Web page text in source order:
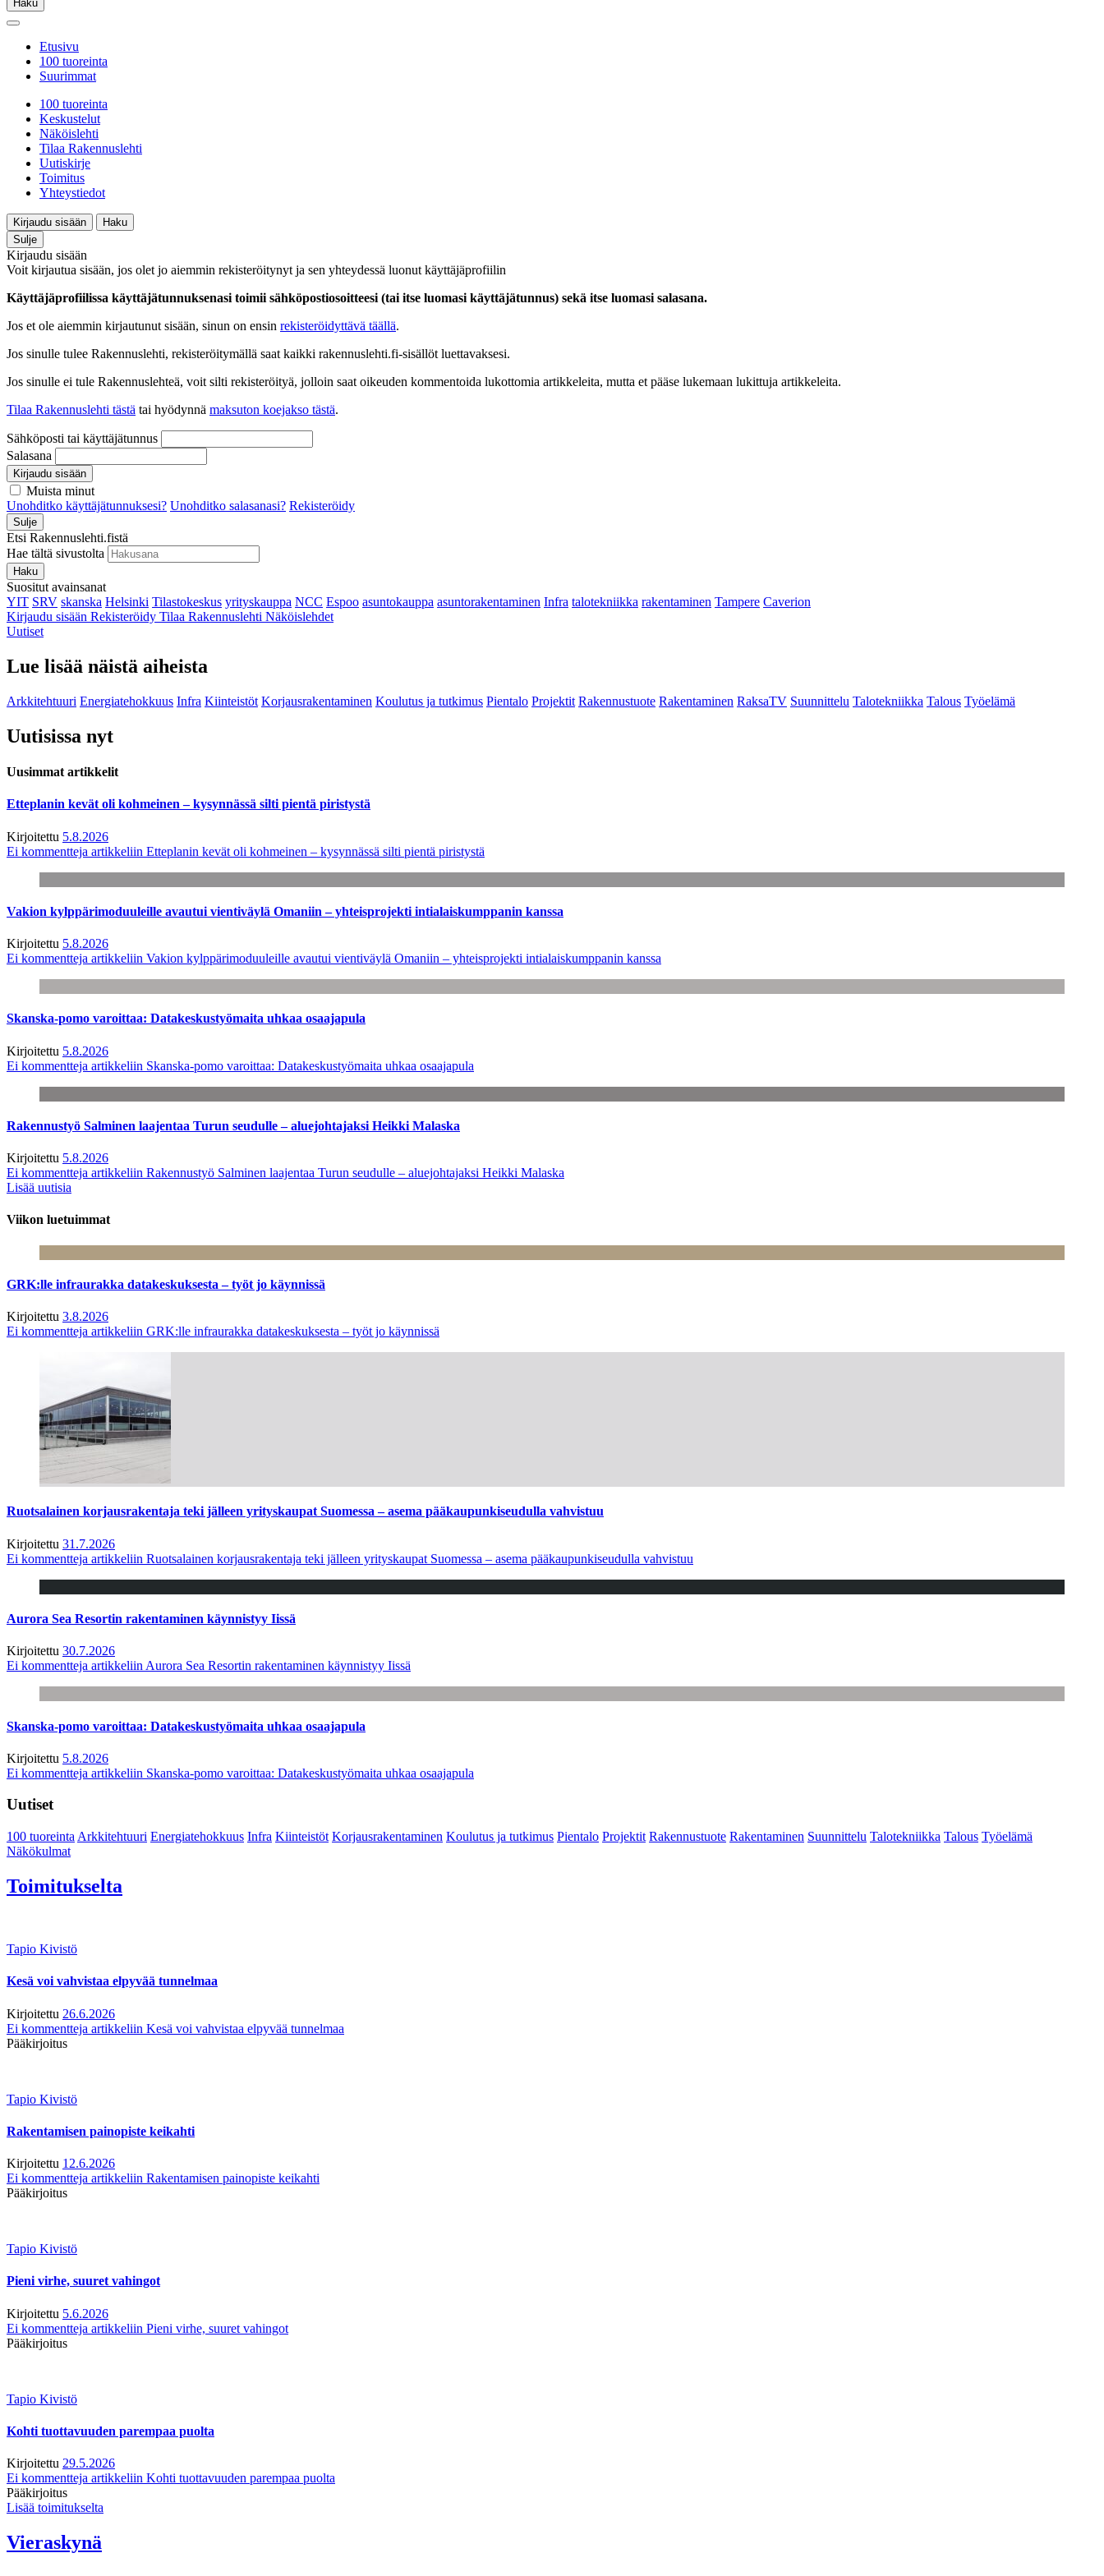
Haku
Etusivu
100 tuoreinta
Suurimmat
100 tuoreinta
Keskustelut
Näköislehti
Tilaa Rakennuslehti
Uutiskirje
Toimitus
Yhteystiedot
Kirjaudu sisään
Haku
Sulje
Kirjaudu sisään
Voit kirjautua sisään, jos olet jo aiemmin rekisteröitynyt ja sen yhteydessä luonut käyttäjäprofiilin
Käyttäjäprofiilissa käyttäjätunnuksenasi toimii sähköpostiosoitteesi (tai itse luomasi käyttäjätunnus) sekä itse luomasi salasana.
Jos et ole aiemmin kirjautunut sisään, sinun on ensin rekisteröidyttävä täällä.
Jos sinulle tulee Rakennuslehti, rekisteröitymällä saat kaikki rakennuslehti.fi-sisällöt luettavaksesi.
Jos sinulle ei tule Rakennuslehteä, voit silti rekisteröityä, jolloin saat oikeuden kommentoida lukottomia artikkeleita, mutta et pääse lukemaan lukittuja artikkeleita.
Tilaa Rakennuslehti tästä tai hyödynnä maksuton koejakso tästä.
Sähköposti tai käyttäjätunnus
Salasana
Kirjaudu sisään
Muista minut
Unohditko käyttäjätunnuksesi? Unohditko salasanasi? Rekisteröidy
Sulje
Etsi Rakennuslehti.fistä
Hae tältä sivustolta
Haku
Suositut avainsanat
YIT SRV skanska Helsinki Tilastokeskus yrityskauppa NCC Espoo asuntokauppa asuntorakentaminen Infra talotekniikka rakentaminen Tampere Caverion
Kirjaudu sisään Rekisteröidy Tilaa Rakennuslehti Näköislehdet
Uutiset
Lue lisää näistä aiheista
Arkkitehtuuri Energiatehokkuus Infra Kiinteistöt Korjausrakentaminen Koulutus ja tutkimus Pientalo Projektit Rakennustuote Rakentaminen RaksaTV Suunnittelu Talotekniikka Talous Työelämä
Uutisissa nyt
Uusimmat artikkelit
Etteplanin kevät oli kohmeinen – kysynnässä silti pientä piristystä
Kirjoitettu 5.8.2026
Ei kommentteja artikkeliin Etteplanin kevät oli kohmeinen – kysynnässä silti pientä piristystä
Vakion kylppärimoduuleille avautui vientiväylä Omaniin – yhteisprojekti intialaiskumppanin kanssa
Kirjoitettu 5.8.2026
Ei kommentteja artikkeliin Vakion kylppärimoduuleille avautui vientiväylä Omaniin – yhteisprojekti intialaiskumppanin kanssa
Skanska-pomo varoittaa: Datakeskustyömaita uhkaa osaajapula
Kirjoitettu 5.8.2026
Ei kommentteja artikkeliin Skanska-pomo varoittaa: Datakeskustyömaita uhkaa osaajapula
Rakennustyö Salminen laajentaa Turun seudulle – aluejohtajaksi Heikki Malaska
Kirjoitettu 5.8.2026
Ei kommentteja artikkeliin Rakennustyö Salminen laajentaa Turun seudulle – aluejohtajaksi Heikki Malaska
Lisää uutisia
Viikon luetuimmat
GRK:lle infraurakka datakeskuksesta – työt jo käynnissä
Kirjoitettu 3.8.2026
Ei kommentteja artikkeliin GRK:lle infraurakka datakeskuksesta – työt jo käynnissä
Ruotsalainen korjausrakentaja teki jälleen yrityskaupat Suomessa – asema pääkaupunkiseudulla vahvistuu
Kirjoitettu 31.7.2026
Ei kommentteja artikkeliin Ruotsalainen korjausrakentaja teki jälleen yrityskaupat Suomessa – asema pääkaupunkiseudulla vahvistuu
Aurora Sea Resortin rakentaminen käynnistyy Iissä
Kirjoitettu 30.7.2026
Ei kommentteja artikkeliin Aurora Sea Resortin rakentaminen käynnistyy Iissä
Skanska-pomo varoittaa: Datakeskustyömaita uhkaa osaajapula
Kirjoitettu 5.8.2026
Ei kommentteja artikkeliin Skanska-pomo varoittaa: Datakeskustyömaita uhkaa osaajapula
Uutiset
100 tuoreinta Arkkitehtuuri Energiatehokkuus Infra Kiinteistöt Korjausrakentaminen Koulutus ja tutkimus Pientalo Projektit Rakennustuote Rakentaminen Suunnittelu Talotekniikka Talous Työelämä
Näkökulmat
Toimitukselta
Tapio Kivistö
Kesä voi vahvistaa elpyvää tunnelmaa
Kirjoitettu 26.6.2026
Ei kommentteja artikkeliin Kesä voi vahvistaa elpyvää tunnelmaa
Pääkirjoitus
Tapio Kivistö
Rakentamisen painopiste keikahti
Kirjoitettu 12.6.2026
Ei kommentteja artikkeliin Rakentamisen painopiste keikahti
Pääkirjoitus
Tapio Kivistö
Pieni virhe, suuret vahingot
Kirjoitettu 5.6.2026
Ei kommentteja artikkeliin Pieni virhe, suuret vahingot
Pääkirjoitus
Tapio Kivistö
Kohti tuottavuuden parempaa puolta
Kirjoitettu 29.5.2026
Ei kommentteja artikkeliin Kohti tuottavuuden parempaa puolta
Pääkirjoitus
Lisää toimitukselta
Vieraskynä